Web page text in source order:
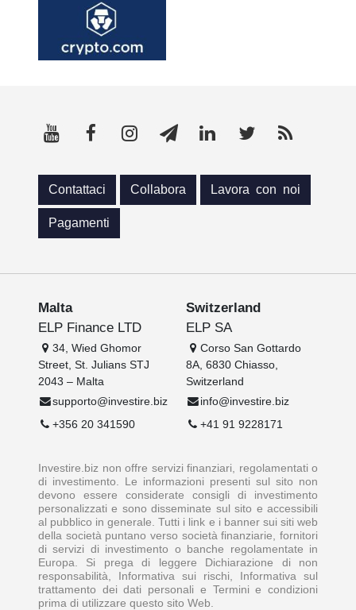
Contattaci Collabora Lavora con noi
Pagamenti
Malta
ELP Finance LTD
34, Wied Ghomor
Street, St. Julians STJ
2043 – Malta
supporto@investire.biz
+356 20 341590
Switzerland
ELP SA
Corso San Gottardo
8A, 6830 Chiasso,
Switzerland
info@investire.biz
+41 91 9228171
Investire.biz non offre servizi finanziari, regolamentati o
di investimento. Le informazioni presenti sul sito non
devono essere considerate consigli di investimento
personalizzati e sono disseminate sul sito e accessibili
al pubblico in generale. Tutti i link e i banner sui siti web
della società puntano verso società finanziarie, fornitori
di servizi di investimento o banche regolamentate in
Europa. Si prega di leggere Dichiarazione di non
responsabilità, Informativa sui rischi, Informativa sul
trattamento dei dati personali e Termini e condizioni
prima di utilizzare questo sito Web.